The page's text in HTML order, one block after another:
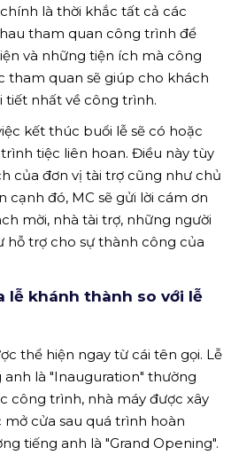
là thời khắc tất cả các
tham quan công trình để
và những tiện ích mà công
tham quan sẽ giúp cho khách
tiết nhất về công trình.
kết thúc buổi lễ sẽ có hoặc
tiệc liên hoan. Điều này tùy
của đơn vị tài trợ cũng như chủ
cạnh đó, MC sẽ gửi lời cám ơn
mời, nhà tài trợ, những người
hỗ trợ cho sự thành công của
lễ khánh thành so với lễ
thể hiện ngay từ cái tên gọi. Lễ
là "Inauguration" thường
công trình, nhà máy được xây
mở cửa sau quá trình hoàn
tiếng anh là "Grand Opening".